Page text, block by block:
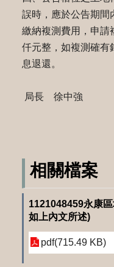
誤時，應於公告期間
繳納複測費用，申請
仟元整，如複測確有
息退還。
局長 徐中強
相關檔案
1121048459永康
如上內文所述)
pdf(715.49 KB)